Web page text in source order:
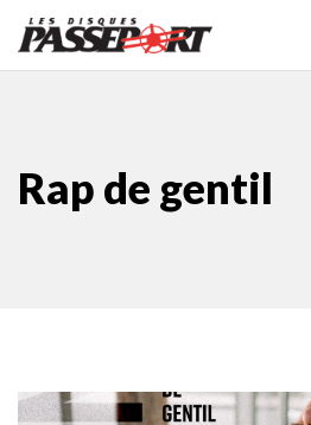
Rap de gentil